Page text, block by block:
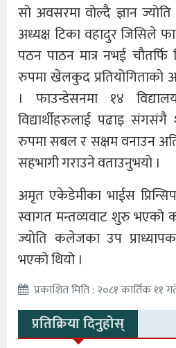
साे अवसरमा वाेल्दै ज्ञान
अध्यक्ष टिका वहादुर जिसिले
पठन पाठन मात्र नभई चाैतर्फि
रुपमा खेलकुद प्रतियोगिताकाे
। फाउन्डेसनमा १४
विद्यार्थीहरुलाई पढाइ
रुपमा सबल र सक्षम वनाउन
सहभागी गराउने वताउनुभयाे ।
अमृत एकेडेमीका भाईस
स्वागत मन्तव्यवाट शुरु भएको
ज्याेति कलेजका उप
भएको थियाे ।
प्रकाशित मिति : २०८१ कार्तिक ११
प्रतिक्रिया दिनुहोस्